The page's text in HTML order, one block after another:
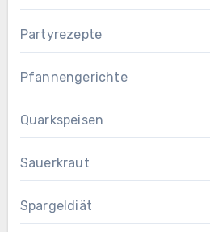
Partyrezepte
Pfannengerichte
Quarkspeisen
Sauerkraut
Spargeldiät